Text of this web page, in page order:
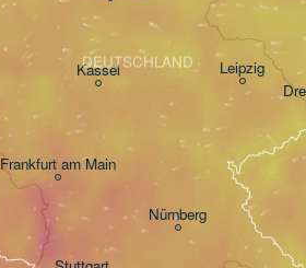
Frankfurt am Main
Nürnberg
Kassel
DEUTSCHLAND
Leipzig